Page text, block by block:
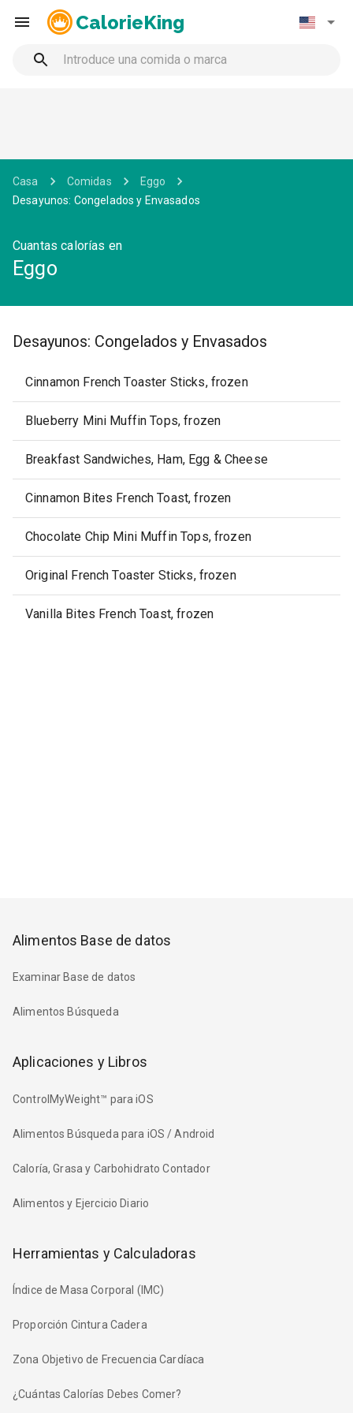
CalorieKing
Casa Comidas
Eggo
Desayunos: Congelados y Envasados
Cuantas calorías en
Eggo
Desayunos: Congelados y Envasados
Cinnamon French Toaster Sticks, frozen
Blueberry Mini Muffin Tops, frozen
Breakfast Sandwiches, Ham, Egg & Cheese
Cinnamon Bites French Toast, frozen
Chocolate Chip Mini Muffin Tops, frozen
Original French Toaster Sticks, frozen
Vanilla Bites French Toast, frozen
Alimentos Base de datos
Examinar Base de datos
Alimentos Búsqueda
Aplicaciones y Libros
ControlMyWeight™ para iOS
Alimentos Búsqueda para iOS / Android
Caloría, Grasa y Carbohidrato Contador
Alimentos y Ejercicio Diario
Herramientas y Calculadoras
Índice de Masa Corporal (IMC)
Proporción Cintura Cadera
Zona Objetivo de Frecuencia Cardíaca
¿Cuántas Calorías Debes Comer?